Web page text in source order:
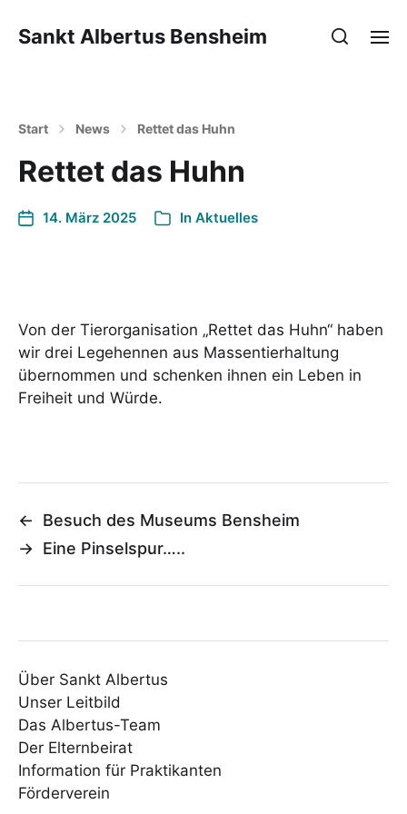
Sankt Albertus Bensheim
Start News Rettet das Huhn
Rettet das Huhn
14. März 2025 In Aktuelles
Von der Tierorganisation „Rettet das Huhn“ haben
wir drei Legehennen aus Massentierhaltung
übernommen und schenken ihnen ein Leben in
Freiheit und Würde.
←
Besuch des Museums Bensheim
→ Eine Pinselspur…..
Über Sankt Albertus
Unser Leitbild
Das Albertus-Team
Der Elternbeirat
Information für Praktikanten
Förderverein